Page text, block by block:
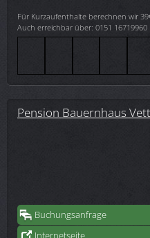
Für Kurzaufenthalte berechnen wir
Auch erreichbar über: 0151 16719960
Pension Bauernhaus
Buchungsanfrage
Internetseite